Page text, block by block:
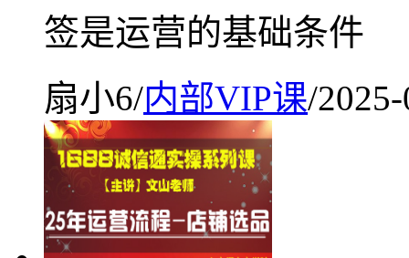
签是运营的基础条件
扇小6/内部VIP课/